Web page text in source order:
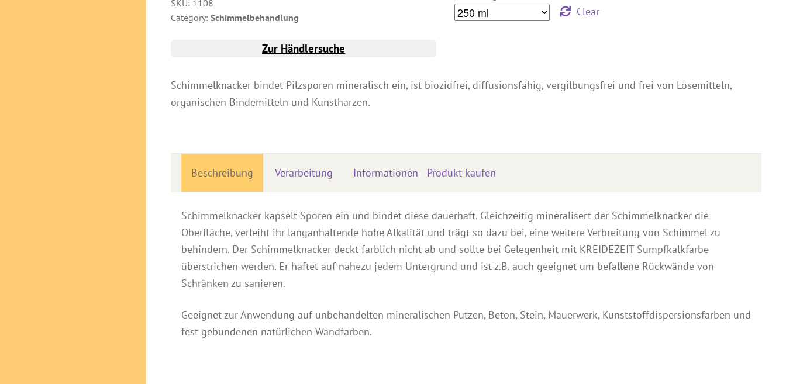
Clear
Schimmelknacker bindet Pilzsporen mineralisch ein, ist biozidfrei, diffusionsfähig, vergilbungsfrei und frei von Lösemitteln,
organischen Bindemitteln und Kunstharzen.
SKU: 1108
Category: Schimmelbehandlung
Zur Händlersuche
Beschreibung Verarbeitung Informationen Produkt kaufen
Schimmelknacker kapselt Sporen ein und bindet diese dauerhaft. Gleichzeitig mineralisert der Schimmelknacker die
Oberfläche, verleiht ihr langanhaltende hohe Alkalität und trägt so dazu bei, eine weitere Verbreitung von Schimmel zu
behindern. Der Schimmelknacker deckt farblich nicht ab und sollte bei Gelegenheit mit KREIDEZEIT Sumpfkalkfarbe
überstrichen werden. Er haftet auf nahezu jedem Untergrund und ist z.B. auch geeignet um befallene Rückwände von
Schränken zu sanieren.
Geeignet zur Anwendung auf unbehandelten mineralischen Putzen, Beton, Stein, Mauerwerk, Kunststoffdispersionsfarben und
fest gebundenen natürlichen Wandfarben.